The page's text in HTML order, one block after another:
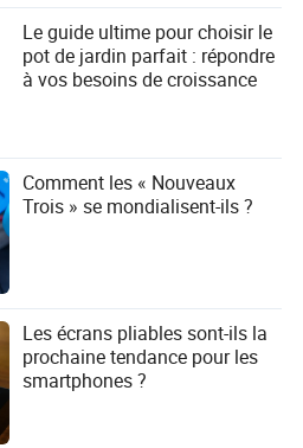
Le guide ultime pour choisir le
pot de jardin parfait : répondre
à vos besoins de croissance
Comment les « Nouveaux
Trois » se mondialisent-ils ?
Les écrans pliables sont-ils la
prochaine tendance pour les
smartphones ?